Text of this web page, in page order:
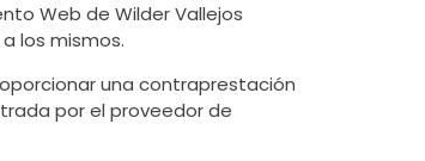
Web de Wilder Vallejos
los mismos.
una contraprestación
por el proveedor de